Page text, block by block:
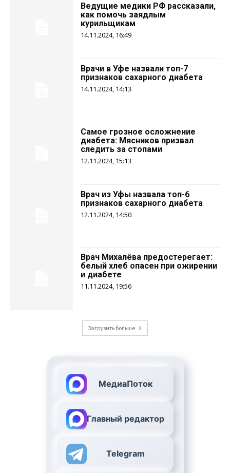
Ведущие медики РФ рассказали,
как помочь заядлым
курильщикам
14.11.2024, 16:49
Врачи в Уфе назвали топ-7
признаков сахарного диабета
14.11.2024, 14:13
Самое грозное осложнение
диабета: Мясников призвал
следить за стопами
12.11.2024, 15:13
Врач из Уфы назвала топ-6
признаков сахарного диабета
12.11.2024, 14:50
Врач Михалёва предостерегает:
белый хлеб опасен при ожирении
и диабете
11.11.2024, 19:56
Загрузить больше
МедиаПоток
Главный редактор
Telegram